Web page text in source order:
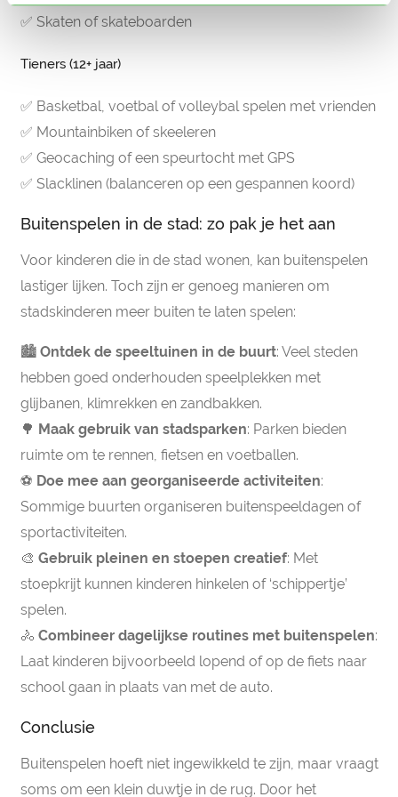
✅ Skaten of skateboarden
Tieners (12+ jaar)
✅ Basketbal, voetbal of volleybal spelen met vrienden
✅ Mountainbiken of skeeleren
✅ Geocaching of een speurtocht met GPS
✅ Slacklinen (balanceren op een gespannen koord)
Buitenspelen in de stad: zo pak je het aan
Voor kinderen die in de stad wonen, kan buitenspelen
lastiger lijken. Toch zijn er genoeg manieren om
stadskinderen meer buiten te laten spelen:
🏙 Ontdek de speeltuinen in de buurt: Veel steden
hebben goed onderhouden speelplekken met
glijbanen, klimrekken en zandbakken.
🌳 Maak gebruik van stadsparken: Parken bieden
ruimte om te rennen, fietsen en voetballen.
⚽ Doe mee aan georganiseerde activiteiten:
Sommige buurten organiseren buitenspeeldagen of
sportactiviteiten.
🎨 Gebruik pleinen en stoepen creatief: Met
stoepkrijt kunnen kinderen hinkelen of ‘schippertje’
spelen.
🚴 Combineer dagelijkse routines met buitenspelen:
Laat kinderen bijvoorbeeld lopend of op de fiets naar
school gaan in plaats van met de auto.
Conclusie
Buitenspelen hoeft niet ingewikkeld te zijn, maar vraagt
soms om een klein duwtje in de rug. Door het